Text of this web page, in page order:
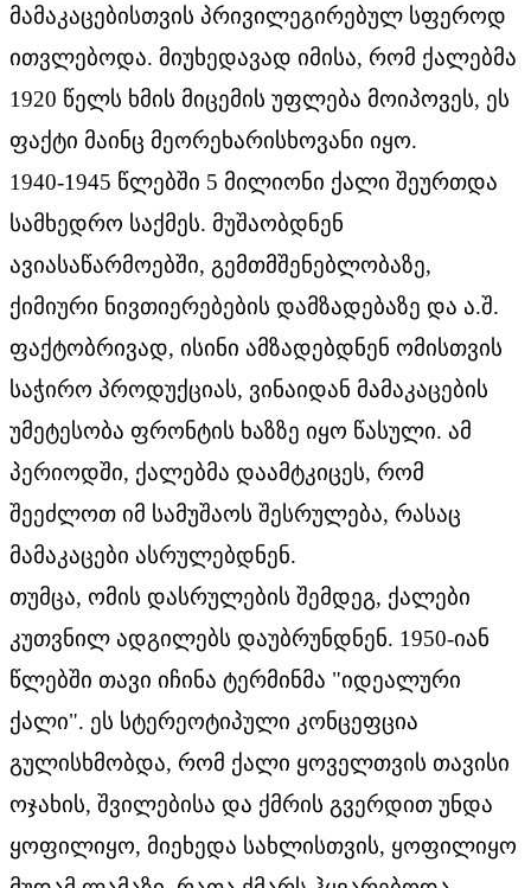
მამაკაცებისთვის პრივილეგირებულ სფეროდ
ითვლებოდა. მიუხედავად იმისა, რომ ქალებმა
1920 წელს ხმის მიცემის უფლება მოიპოვეს, ეს
ფაქტი მაინც მეორეხარისხოვანი იყო.
1940-1945 წლებში 5 მილიონი ქალი შეურთდა
სამხედრო საქმეს. მუშაობდნენ
ავიასაწარმოებში, გემთმშენებლობაზე,
ქიმიური ნივთიერებების დამზადებაზე და ა.შ.
ფაქტობრივად, ისინი ამზადებდნენ ომისთვის
საჭირო პროდუქციას, ვინაიდან მამაკაცების
უმეტესობა ფრონტის ხაზზე იყო წასული. ამ
პერიოდში, ქალებმა დაამტკიცეს, რომ
შეეძლოთ იმ სამუშაოს შესრულება, რასაც
მამაკაცები ასრულებდნენ.
თუმცა, ომის დასრულების შემდეგ, ქალები
კუთვნილ ადგილებს დაუბრუნდნენ. 1950-იან
წლებში თავი იჩინა ტერმინმა "იდეალური
ქალი". ეს სტერეოტიპული კონცეფცია
გულისხმობდა, რომ ქალი ყოველთვის თავისი
ოჯახის, შვილებისა და ქმრის გვერდით უნდა
ყოფილიყო, მიეხედა სახლისთვის, ყოფილიყო